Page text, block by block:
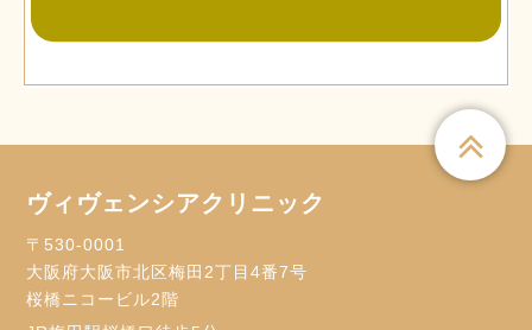
ヴィヴェンシアクリニック
〒530-0001
大阪府大阪市北区梅田2丁目4番7号
桜橋ニコービル2階